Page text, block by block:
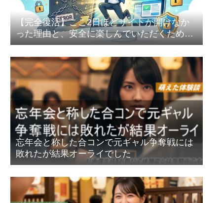
【完全復活】ここ2日ほどサイトが開けなか
った理由と、安全に楽しんでいただくための
セキュリティ強化のお話
忘年会と称した合コンで元ギャル争奪戦には
敗れたが結果オーライでした